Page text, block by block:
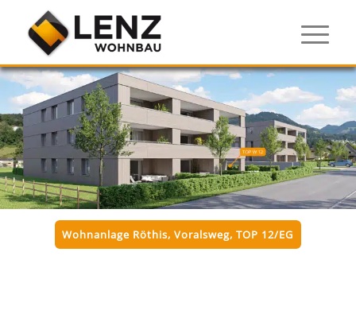
Wohnanlage Röthis, Voralsweg, TOP 12/EG